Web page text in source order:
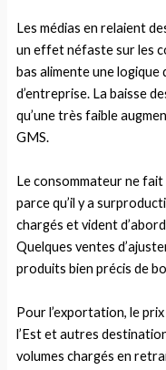
Les médias en relaient
un effet néfaste sur les
bas alimente une
d’entreprise. La baisse
qu’une très faible
GMS.
Le consommateur ne fait
parce qu’il y a
chargés et vident
Quelques ventes
produits bien précis de
Pour l’exportation, le
l’Est et autres
volumes chargés en